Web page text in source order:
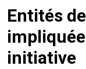
Entités
initiative